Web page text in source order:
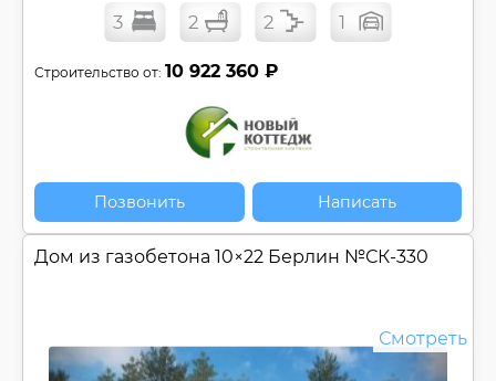
3 2 2 1
Строительство от: 10 922 360 ₽
Позвонить Написать
Дом из газобетона 10×22 Берлин №СК-330
Смотреть